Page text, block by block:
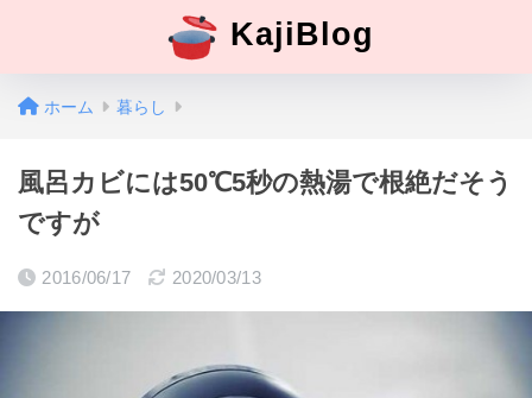
KajiBlog
ホーム 暮らし
風呂カビには50℃5秒の熱湯で根絶だそう
ですが
2016/06/17 2020/03/13